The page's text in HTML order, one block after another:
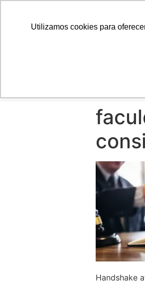
Utilizamos cookies para
Handshake